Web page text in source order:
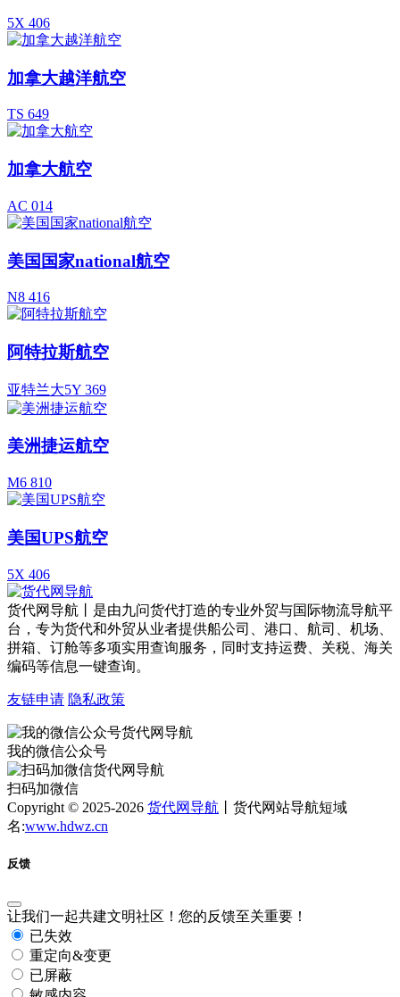
5X 406
加拿大越洋航空
TS 649
加拿大航空
AC 014
美国国家national航空
N8 416
阿特拉斯航空
亚特兰大5Y 369
美洲捷运航空
M6 810
美国UPS航空
5X 406
货代网导航丨是由九问货代打造的专业外贸与国际物流导航平
台，专为货代和外贸从业者提供船公司、港口、航司、机场、
拼箱、订舱等多项实用查询服务，同时支持运费、关税、海关
编码等信息一键查询。
友链申请 隐私政策
我的微信公众号
扫码加微信
Copyright © 2025-2026 货代网导航 丨货代网站导航短域
名:www.hdwz.cn
反馈
让我们一起共建文明社区！您的反馈至关重要！
已失效
重定向&变更
已屏蔽